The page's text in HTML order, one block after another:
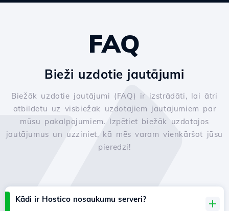
FAQ
Bieži uzdotie jautājumi
Biežāk uzdotie jautājumi (FAQ) ir izstrādāti, lai ātri
atbildētu uz visbiežāk uzdotajiem jautājumiem par
mūsu pakalpojumiem. Izpētiet biežāk uzdotajos
jautājumus un uzziniet, kā mēs varam vienkāršot jūsu
pieredzi!
Kādi ir Hostico nosaukumu serveri?